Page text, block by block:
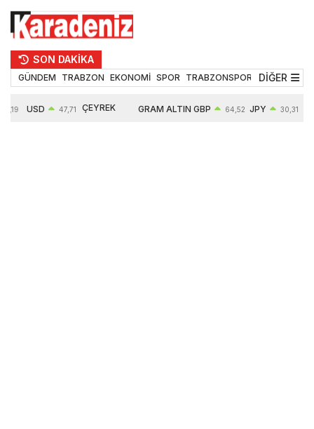
SON DAKİKA
GÜNDEM TRABZON EKONOMİ SPOR TRABZONSPOR TEKNOLOJİ
DİĞER
USD 47,71 ÇEYREK GRAM ALTIN GBP 64,52 JPY 30,31